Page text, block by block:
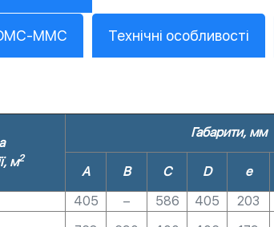
MMC Технічні особливості
м2
Габарити, мм
A B C D e
405 – 586 405 203